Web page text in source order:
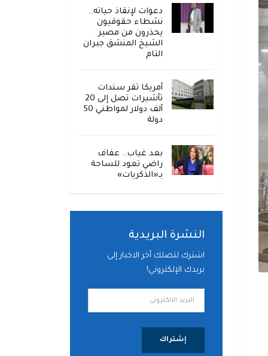
دعوات لإنقاذ حياته..
نشطاء حقوقيون
يحذرون من مصير
الشيخ المنشق جبران
التام
أمريكا تقر سندات
تأشيرات تصل إلى 20
ألف دولار لمواطني 50
دولة
بعد غياب.. عفاف
راضي تعود للساحة
بـ«الذكريات»
النشرة البريدية
اشترك لتصلك آخر الاخبار إلى
بريدك الإلكتروني!
إشتراك